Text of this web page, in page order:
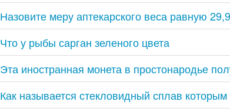
Назовите меру аптекарского веса равную
Что у рыбы сарган зеленого цвета
Эта иностранная монета в простонародье
Как называется стекловидный сплав